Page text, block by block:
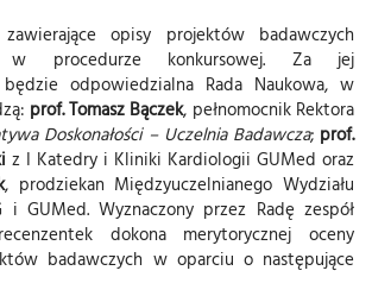
opisy projektów badawczych
w procedurze konkursowej. Za jej
odpowiedzialna Rada Naukowa, w
prof. Tomasz Bączek, pełnomocnik Rektora
Doskonałości – Uczelnia Badawcza; prof.
z I Katedry i Kliniki Kardiologii GUMed oraz
, prodziekan Międzyuczelnianego Wydziału
i GUMed. Wyznaczony przez Radę zespół
dokona merytorycznej oceny
badawczych w oparciu o następujące